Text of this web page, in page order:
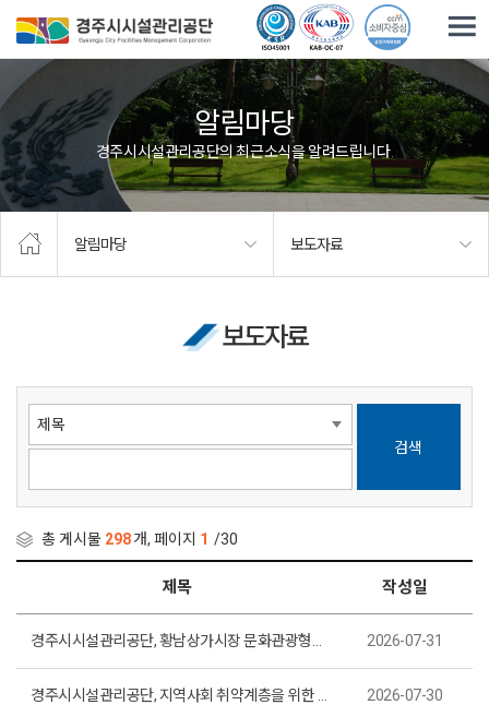
알림마당
경주시시설관리공단의 최근소식을 알려드립니다.
알림마당 보도자료
보도자료
검색
총 게시물 298개, 페이지 1 /30
제목 작성일
2026-07-31
2026-07-30